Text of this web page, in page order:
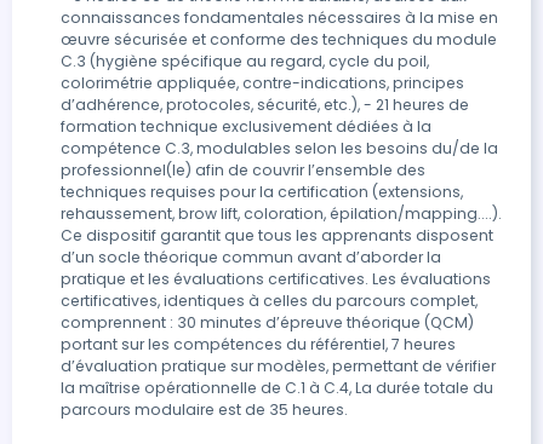
Application des règles d’hygiène et de sécurité -
Contrôle de l’état du matériel (usure, désinfection,
normes CE) - Vérification des produits cosmétiques :
conformité à la réglementation n°1223/2009,
péremption - Préparation des consommables : drap
d’examen, gants, charlotte, tablier, protections
jetables.. - Présentation de la fiche client : informations
à recueillir (coordonnées, antécédents médicaux,
situation de handicap, attentes…) - Techniques de
questionnement et d’écoute active, analyse des
besoins - Fiche autorisation droit à l’image : photos
avant-après la prestation - Typologie du regard :
analyser la forme des yeux, la morphologie des cils -
Colorimétrie : choisir les teintes adaptées selon la
peau, les cheveux et les yeux - Définir le projet
personnalisé en validant le choix de la prestation -
connaissances fondamentales nécessaires à la mise en
œuvre sécurisée et conforme des techniques du module
C.3 (hygiène spécifique au regard, cycle du poil,
colorimétrie appliquée, contre-indications, principes
d’adhérence, protocoles, sécurité, etc.), - 21 heures de
formation technique exclusivement dédiées à la
compétence C.3, modulables selon les besoins du/de la
professionnel(le) afin de couvrir l’ensemble des
techniques requises pour la certification (extensions,
rehaussement, brow lift, coloration, épilation/mapping....).
Ce dispositif garantit que tous les apprenants disposent
d’un socle théorique commun avant d’aborder la
pratique et les évaluations certificatives. Les évaluations
certificatives, identiques à celles du parcours complet,
comprennent : 30 minutes d’épreuve théorique (QCM)
portant sur les compétences du référentiel, 7 heures
d’évaluation pratique sur modèles, permettant de vérifier
la maîtrise opérationnelle de C.1 à C.4, La durée totale du
parcours modulaire est de 35 heures.